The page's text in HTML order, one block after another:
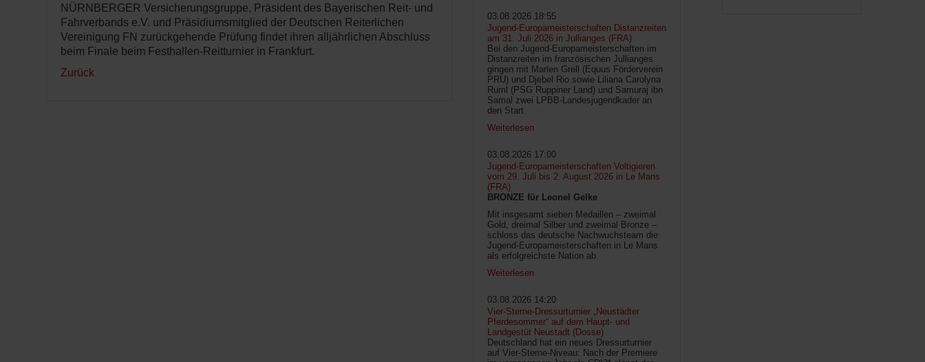
NÜRNBERGER Versicherungsgruppe, Präsident des Bayerischen Reit- und
Fahrverbands e.V. und Präsidiumsmitglied der Deutschen Reiterlichen
Vereinigung FN zurückgehende Prüfung findet ihren alljährlichen Abschluss
beim Finale beim Festhallen-Reitturnier in Frankfurt.
Zurück
03.08.2026 18:55
Jugend-Europameisterschaften Distanzreiten
am 31. Juli 2026 in Jullianges (FRA)
Bei den Jugend-Europameisterschaften im
Distanzreiten im französischen Jullianges
gingen mit Marlen Grell (Equus Förderverein
PRU) und Djebel Rio sowie Liliana Carolyna
Ruml (PSG Ruppiner Land) und Samuraj ibn
Samal zwei LPBB-Landesjugendkader an
den Start.
Weiterlesen
03.08.2026 17:00
Jugend-Europameisterschaften Voltigieren
vom 29. Juli bis 2. August 2026 in Le Mans
(FRA)
BRONZE für Leonel Gelke
Mit insgesamt sieben Medaillen – zweimal
Gold, dreimal Silber und zweimal Bronze –
schloss das deutsche Nachwuchsteam die
Jugend-Europameisterschaften in Le Mans
als erfolgreichste Nation ab.
Weiterlesen
03.08.2026 14:20
Vier-Sterne-Dressurturnier „Neustädter
Pferdesommer“ auf dem Haupt- und
Landgestüt Neustadt (Dosse)
Deutschland hat ein neues Dressurturnier
auf Vier-Sterne-Niveau: Nach der Premiere